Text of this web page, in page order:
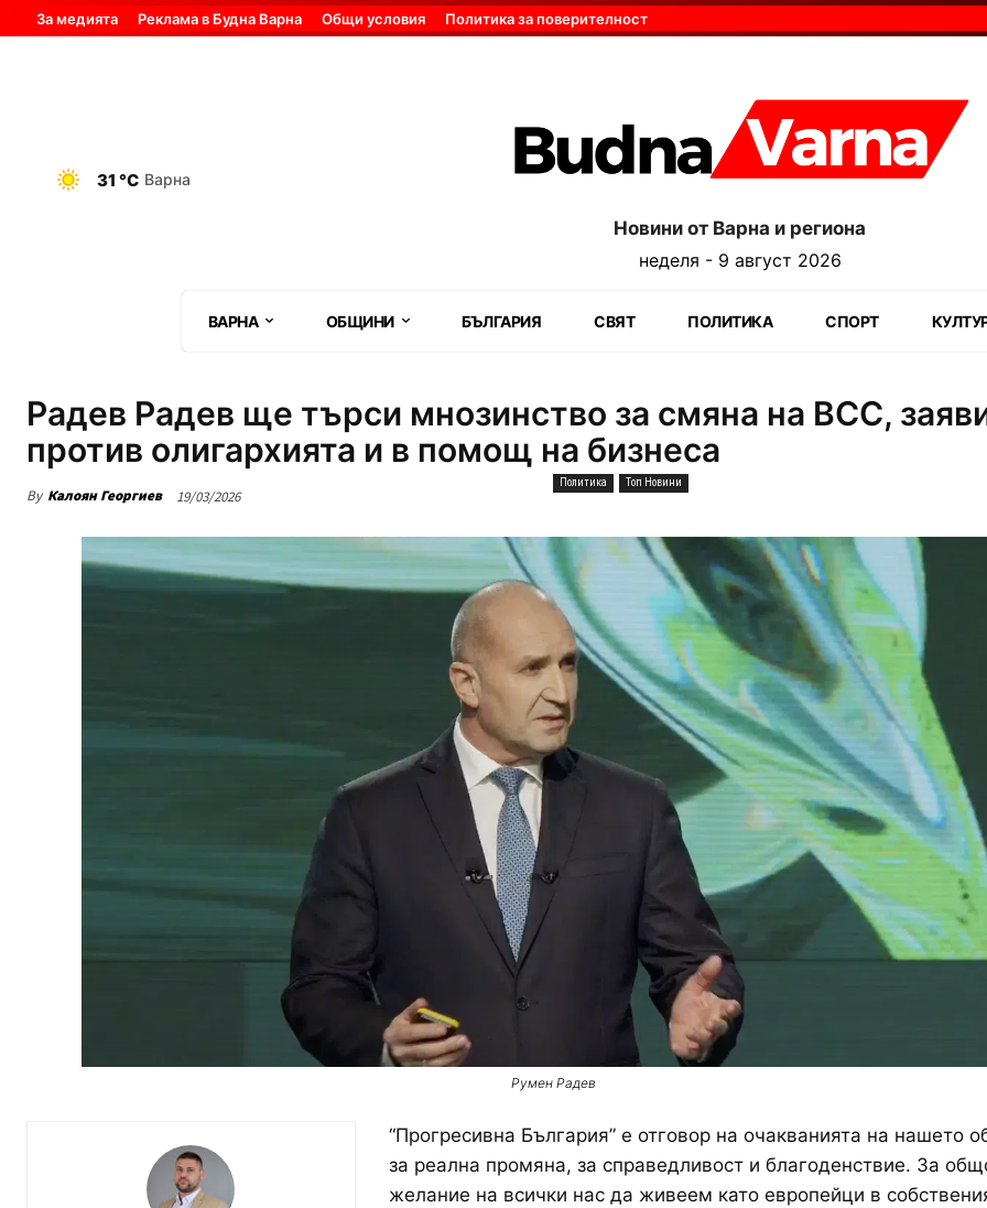
За медията Реклама в Будна Варна Общи условия Политика за поверителност
31 °C Варна
Новини от Варна и региона
неделя - 9 август 2026
ВАРНА ОБЩИНИ БЪЛГАРИЯ СВЯТ ПОЛИТИКА СПОРТ
Радев Радев ще търси мнозинство за смяна на ВСС,
против олигархията и в помощ на бизнеса
By Калоян Георгиев 19/03/2026
Политика Топ Новини
Румен Радев
“Прогресивна България” е отговор на очакванията на нашето
за реална промяна, за справедливост и благоденствие. За
желание на всички нас да живеем като европейци в